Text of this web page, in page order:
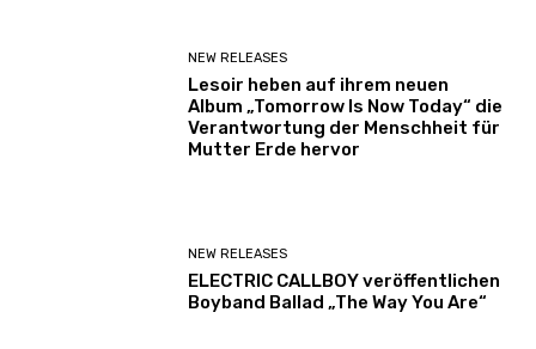
NEW RELEASES
Lesoir heben auf ihrem neuen
Album „Tomorrow Is Now Today“ die
Verantwortung der Menschheit für
Mutter Erde hervor
NEW RELEASES
ELECTRIC CALLBOY veröffentlichen
Boyband Ballad „The Way You Are“